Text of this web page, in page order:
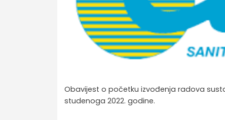
Obavijest o početku izvođenja radova
studenoga 2022. godine.